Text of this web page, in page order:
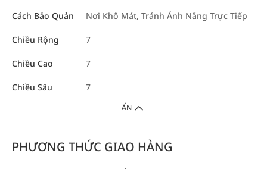
Cách Bảo Quản Nơi Khô Mát, Tránh Ánh Nắng Trực Tiếp
Chiều Rộng 7
Chiều Cao 7
Chiều Sâu 7
ẨN
PHƯƠNG THỨC GIAO HÀNG